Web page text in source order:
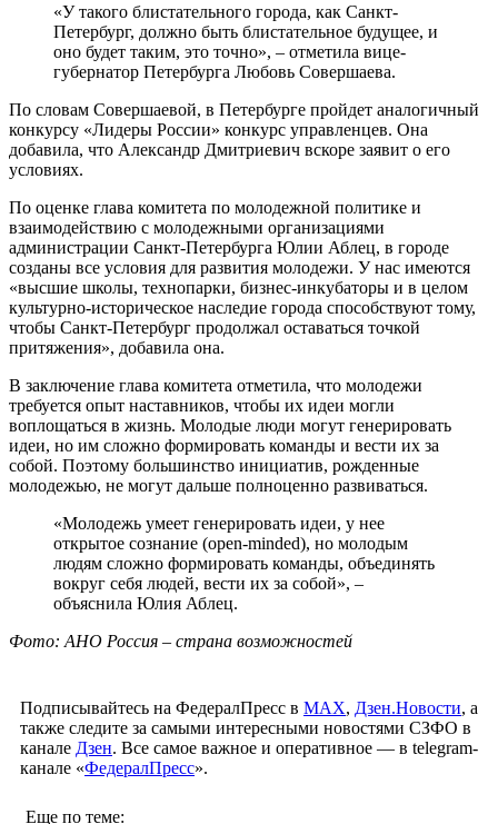
«У такого блистательного города, как Санкт-
Петербург, должно быть блистательное будущее, и
оно будет таким, это точно», – отметила вице-
губернатор Петербурга Любовь Совершаева.
По словам Совершаевой, в Петербурге пройдет аналогичный
конкурсу «Лидеры России» конкурс управленцев. Она
добавила, что Александр Дмитриевич вскоре заявит о его
условиях.
По оценке глава комитета по молодежной политике и
взаимодействию с молодежными организациями
администрации Санкт-Петербурга Юлии Аблец, в городе
созданы все условия для развития молодежи. У нас имеются
«высшие школы, технопарки, бизнес-инкубаторы и в целом
культурно-историческое наследие города способствуют тому,
чтобы Санкт-Петербург продолжал оставаться точкой
притяжения», добавила она.
В заключение глава комитета отметила, что молодежи
требуется опыт наставников, чтобы их идеи могли
воплощаться в жизнь. Молодые люди могут генерировать
идеи, но им сложно формировать команды и вести их за
собой. Поэтому большинство инициатив, рожденные
молодежью, не могут дальше полноценно развиваться.
«Молодежь умеет генерировать идеи, у нее
открытое сознание (open-minded), но молодым
людям сложно формировать команды, объединять
вокруг себя людей, вести их за собой», –
объяснила Юлия Аблец.
Фото: АНО Россия – страна возможностей
Подписывайтесь на ФедералПресс в МАХ, Дзен.Новости, а
также следите за самыми интересными новостями СЗФО в
канале Дзен. Все самое важное и оперативное — в telegram-
канале «ФедералПресс».
Еще по теме: